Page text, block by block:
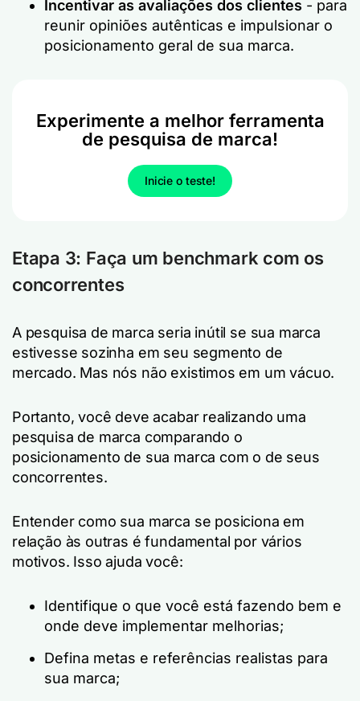
Incentivar as avaliações dos clientes - para
reunir opiniões autênticas e impulsionar o
posicionamento geral de sua marca.
Experimente a melhor ferramenta
de pesquisa de marca!
Inicie o teste!
Etapa 3: Faça um benchmark com os
concorrentes
A pesquisa de marca seria inútil se sua marca
estivesse sozinha em seu segmento de
mercado. Mas nós não existimos em um vácuo.
Portanto, você deve acabar realizando uma
pesquisa de marca comparando o
posicionamento de sua marca com o de seus
concorrentes.
Entender como sua marca se posiciona em
relação às outras é fundamental por vários
motivos. Isso ajuda você:
Identifique o que você está fazendo bem e
onde deve implementar melhorias;
Defina metas e referências realistas para
sua marca;